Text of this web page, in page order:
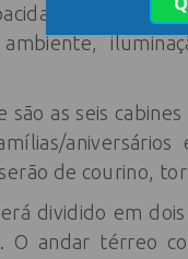
para seis
são as seis
de courino,
dividido em
O andar térreo